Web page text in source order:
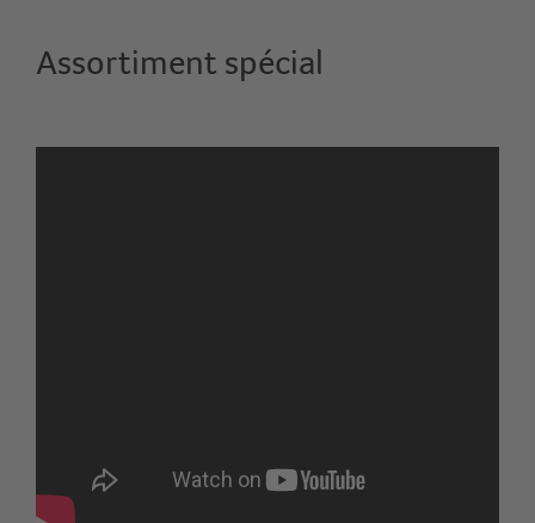
Assortiment spécial